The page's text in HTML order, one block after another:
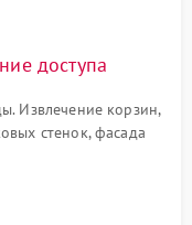
доступа
Извлечение корзин,
стенок, фасада
сливной помпе.